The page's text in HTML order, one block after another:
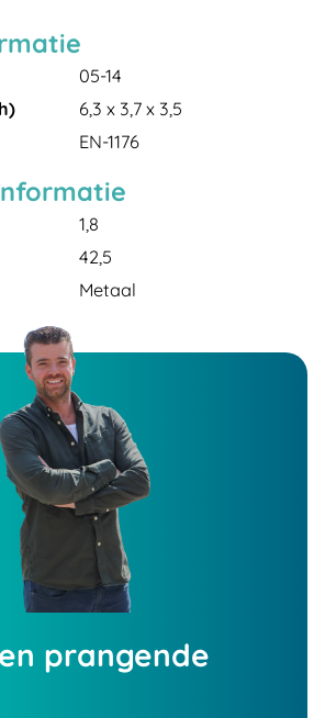
05-14
6,3 x 3,7 x 3,5
EN-1176
1,8
42,5
Metaal
prangende